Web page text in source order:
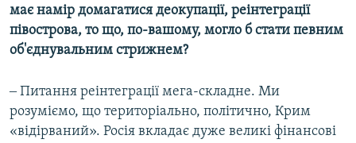
має намір домагатися деокупації, реінтеграції
півострова, то що, по-вашому, могло б стати певним
об'єднувальним стрижнем?
‒ Питання реінтеграції мега-складне. Ми
розуміємо, що територіально, політично, Крим
«відірваний». Росія вкладає дуже великі фінансові